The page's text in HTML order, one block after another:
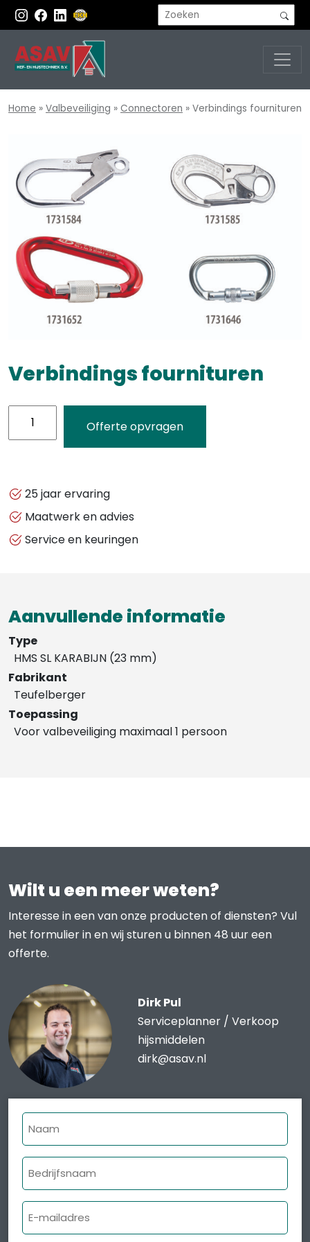
Home » Valbeveiliging » Connectoren » Verbindings fournituren
Verbindings fournituren
Verbindings
Offerte opvragen
25 jaar ervaring
Maatwerk en advies
Service en keuringen
Aanvullende informatie
Type
HMS SL KARABIJN (23 mm)
Fabrikant
Teufelberger
Toepassing
Voor valbeveiliging maximaal 1 persoon
Wilt u een meer weten?
Interesse in een van onze producten of diensten? Vul
het formulier in en wij sturen u binnen 48 uur een
offerte.
Dirk Pul
Serviceplanner / Verkoop
hijsmiddelen
dirk@asav.nl
Naam
Bedrijfsnaam
E-
mailadres